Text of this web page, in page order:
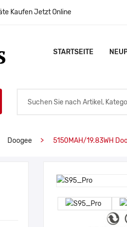
Kaufen Jetzt Online
STARTSEITE
Doogee 5150MAH/19.83WH